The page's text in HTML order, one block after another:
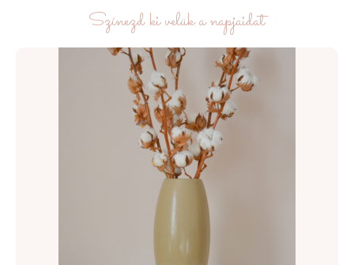
Színezd ki velük a napjaidat